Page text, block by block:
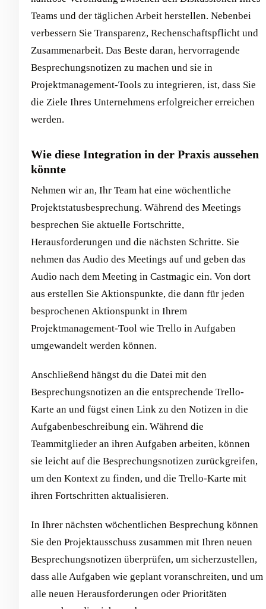
Teams und der täglichen Arbeit herstellen. Nebenbei
verbessern Sie Transparenz, Rechenschaftspflicht und
Zusammenarbeit. Das Beste daran, hervorragende
Besprechungsnotizen zu machen und sie in
Projektmanagement-Tools zu integrieren, ist, dass Sie
die Ziele Ihres Unternehmens erfolgreicher erreichen
werden.
Wie diese Integration in der Praxis aussehen
könnte
Nehmen wir an, Ihr Team hat eine wöchentliche
Projektstatusbesprechung. Während des Meetings
besprechen Sie aktuelle Fortschritte,
Herausforderungen und die nächsten Schritte. Sie
nehmen das Audio des Meetings auf und geben das
Audio nach dem Meeting in Castmagic ein. Von dort
aus erstellen Sie Aktionspunkte, die dann für jeden
besprochenen Aktionspunkt in Ihrem
Projektmanagement-Tool wie Trello in Aufgaben
umgewandelt werden können.
Anschließend hängst du die Datei mit den
Besprechungsnotizen an die entsprechende Trello-
Karte an und fügst einen Link zu den Notizen in die
Aufgabenbeschreibung ein. Während die
Teammitglieder an ihren Aufgaben arbeiten, können
sie leicht auf die Besprechungsnotizen zurückgreifen,
um den Kontext zu finden, und die Trello-Karte mit
ihren Fortschritten aktualisieren.
In Ihrer nächsten wöchentlichen Besprechung können
Sie den Projektausschuss zusammen mit Ihren neuen
Besprechungsnotizen überprüfen, um sicherzustellen,
dass alle Aufgaben wie geplant voranschreiten, und um
alle neuen Herausforderungen oder Prioritäten